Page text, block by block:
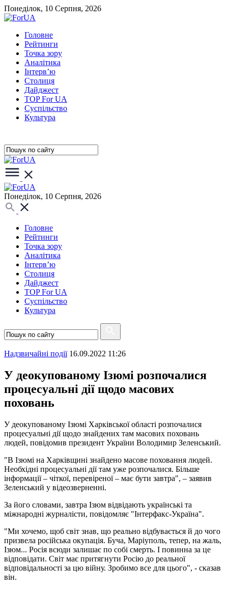
Понеділок, 10 Серпня, 2026
Головне
Рейтинги
Точка зору
Аналітика
Інтерв’ю
Столиця
Дайджест
TOP For UA
Суспiльство
Культура
Понеділок, 10 Серпня, 2026
Головне
Рейтинги
Точка зору
Аналітика
Інтерв’ю
Столиця
Дайджест
TOP For UA
Суспiльство
Культура
Надзвичайні події 16.09.2022 11:26
У деокупованому Ізюмі розпочалися
процесуальні дії щодо масових
поховань
У деокупованому Ізюмі Харківської області розпочалися
процесуальні дії щодо знайдених там масових поховань
людей, повідомив президент України Володимир Зеленський.
"В Ізюмі на Харківщині знайдено масове поховання людей.
Необхідні процесуальні дії там уже розпочалися. Більше
інформації – чіткої, перевіреної – має бути завтра", – заявив
Зеленський у відеозверненні.
За його словами, завтра Ізюм відвідають українські та
міжнародні журналісти, повідомляє "Інтерфакс-Україна".
"Ми хочемо, щоб світ знав, що реально відбувається й до чого
призвела російська окупація. Буча, Маріуполь, тепер, на жаль,
Ізюм... Росія всюди залишає по собі смерть. І повинна за це
відповідати. Світ має притягнути Росію до реальної
відповідальності за цю війну. Зробимо все для цього", - сказав
він.